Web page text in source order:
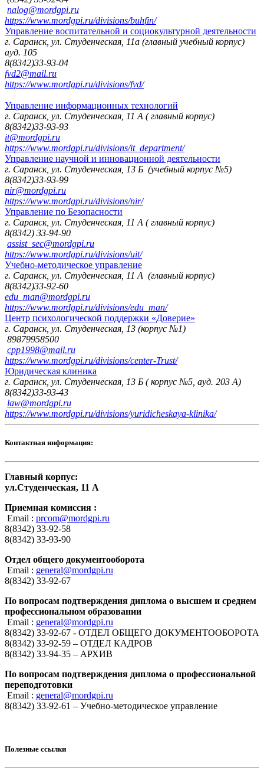
nalog@mordgpi.ru
https://www.mordgpi.ru/divisions/buhfin/
Управление воспитательной и социокультурной деятельности
г. Саранск, ул. Студенческая, 11а (главный учебный корпус)
ауд. 105
8(8342)33-93-04
fvd2@mail.ru
https://www.mordgpi.ru/divisions/fvd/
Управление информационных технологий
г. Саранск, ул. Студенческая, 11 А ( главный корпус)
8(8342)33-93-93
it@mordgpi.ru
https://www.mordgpi.ru/divisions/it_department/
Управление научной и инновационной деятельности
г. Саранск, ул. Студенческая, 13 Б (учебный корпус №5)
8(8342)33-93-99
nir@mordgpi.ru
https://www.mordgpi.ru/divisions/nir/
Управление по Безопасности
г. Саранск, ул. Студенческая, 11 А ( главный корпус)
8(8342) 33-94-90
assist_sec@mordgpi.ru
https://www.mordgpi.ru/divisions/uit/
Учебно-методическое управление
г. Саранск, ул. Студенческая, 11 А (главный корпус)
8(8342)33-92-60
edu_man@mordgpi.ru
https://www.mordgpi.ru/divisions/edu_man/
Центр психологической поддержки «Доверие»
г. Саранск, ул. Студенческая, 13 (корпус №1)
89879958500
cpp1998@mail.ru
https://www.mordgpi.ru/divisions/center-Trust/
Юридическая клиника
г. Саранск, ул. Студенческая, 13 Б ( корпус №5, ауд. 203 А)
8(8342)33-93-43
law@mordgpi.ru
https://www.mordgpi.ru/divisions/yuridicheskaya-klinika/
Контактная информация:
Главный корпус:
ул.Студенческая, 11 А
Приемная комиссия :
Email : prcom@mordgpi.ru
8(8342) 33-92-58
8(8342) 33-93-90
Отдел общего документооборота
Email : general@mordgpi.ru
8(8342) 33-92-67
По вопросам подтверждения диплома о высшем и среднем
профессиональном образовании
Email : general@mordgpi.ru
8(8342) 33-92-67 - ОТДЕЛ ОБЩЕГО ДОКУМЕНТООБОРОТА
8(8342) 33-92-59 – ОТДЕЛ КАДРОВ
8(8342) 33-94-35 – АРХИВ
По вопросам подтверждения диплома о профессиональной
переподготовки
Email : general@mordgpi.ru
8(8342) 33-92-61 – Учебно-методическое управление
Полезные ссылки